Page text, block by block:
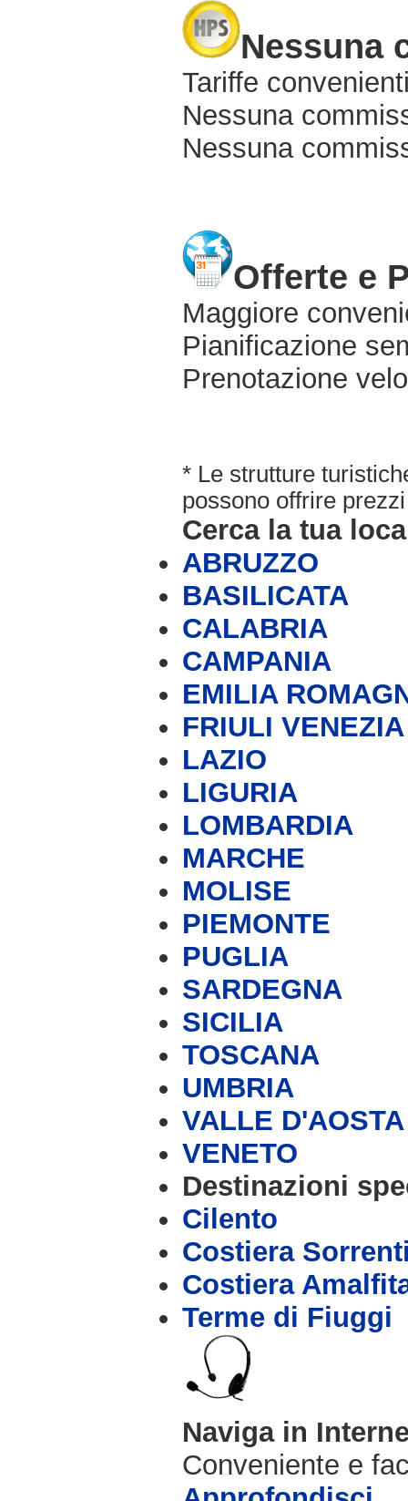
Nessuna
Tariffe
Nessuna
Nessuna
Offerte e
Maggiore
Pianificazione
Prenotazione
* Le strutture
possono offrire
Cerca la tua
ABRUZZO
BASILICATA
CALABRIA
CAMPANIA
EMILIA
FRIULI
LAZIO
LIGURIA
LOMBARDIA
MARCHE
MOLISE
PIEMONTE
PUGLIA
SARDEGNA
SICILIA
TOSCANA
UMBRIA
VALLE D'AOSTA
VENETO
Destinazioni
Cilento
Costiera
Costiera
Terme di Fiuggi
Naviga in
Conveniente e